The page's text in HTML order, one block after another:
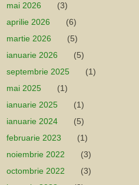
mai 2026
(3)
aprilie 2026
(6)
martie 2026
(5)
ianuarie 2026
(5)
septembrie 2025
(1)
mai 2025
(1)
ianuarie 2025
(1)
ianuarie 2024
(5)
februarie 2023
(1)
noiembrie 2022
(3)
octombrie 2022
(3)